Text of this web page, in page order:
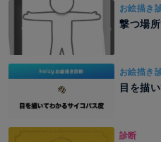
お絵描き
撃つ場
お絵描き
目を描
診断